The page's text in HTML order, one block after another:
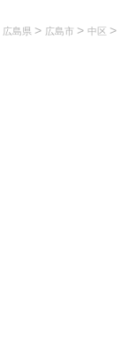
広島県 > 広島市 > 中区 >